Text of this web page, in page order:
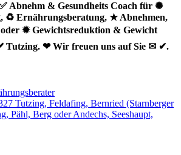
Abnehm & Gesundheits Coach für ✺
♻ Ernährungsberatung, ★ Abnehmen,
✹ Gewichtsreduktion & Gewicht
Tutzing. ❤ Wir freuen uns auf Sie ✉ ✔.